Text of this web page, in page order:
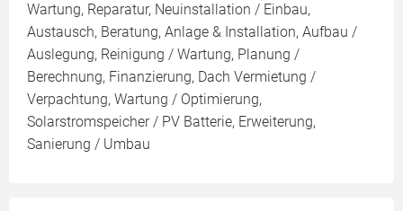
Wartung, Reparatur, Neuinstallation / Einbau,
Austausch, Beratung, Anlage & Installation, Aufbau /
Auslegung, Reinigung / Wartung, Planung /
Berechnung, Finanzierung, Dach Vermietung /
Verpachtung, Wartung / Optimierung,
Solarstromspeicher / PV Batterie, Erweiterung,
Sanierung / Umbau